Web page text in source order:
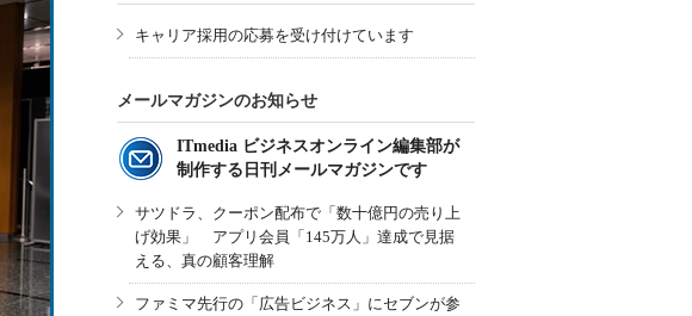
キャリア採用の応募を受け付けています
メールマガジンのお知らせ
ITmedia ビジネスオンライン編集部が
制作する日刊メールマガジンです
サツドラ、クーポン配布で「数十億円の売り上
げ効果」 アプリ会員「145万人」達成で見据
える、真の顧客理解
ファミマ先行の「広告ビジネス」にセブンが参